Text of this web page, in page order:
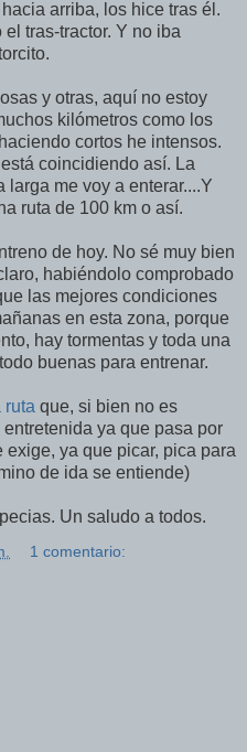
arriba, los hice tras él.
tras-tractor. Y no iba
y otras, aquí no estoy
kilómetros como los
cortos he intensos.
coincidiendo así. La
larga me voy a enterar....Y
ruta de 100 km o así.
de hoy. No sé muy bien
habiéndolo comprobado
las mejores condiciones
en esta zona, porque
hay tormentas y toda una
buenas para entrenar.
ruta que, si bien no es
ya que pasa por
ya que picar, pica para
de ida se entiende)
Un saludo a todos.
1 comentario: